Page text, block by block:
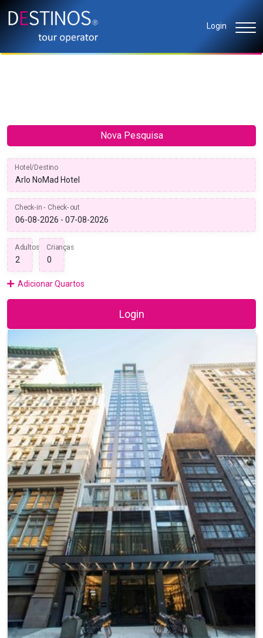
Login
Nova Pesquisa
Hotel/Destino
Check-in - Check-out
Adultos Crianças
Adicionar Quartos
Login